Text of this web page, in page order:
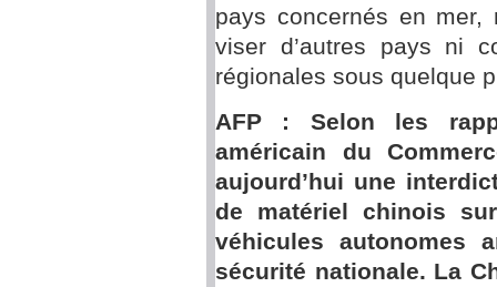
pays concernés en
viser d’autres pays ni
régionales sous quelque
AFP : Selon les
américain du
aujourd’hui une
de matériel chinois
véhicules autonomes
sécurité nationale. La